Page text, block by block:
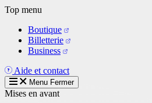
Aller
contenu
principal
Top menu
Boutique
Billetterie
Business
Aide et contact
Menu Fermer
Mises en avant